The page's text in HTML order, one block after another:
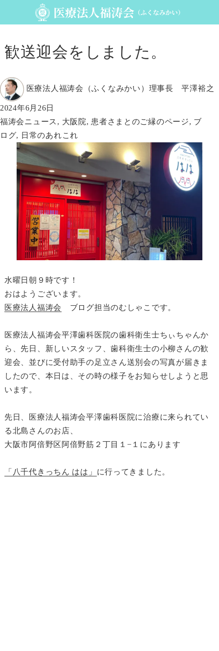
歓送迎会をしました。
投
者
医療法人福涛会（ふくなみかい）理事長 平澤裕之
投
稿
日:
2024年6月26日
カ
テ
福涛会ニュース , 大阪院, 患者さまとのご縁のページ, ブ
ログ, 日常のあれこれ
水曜日朝９時です！
おはようございます。
医療法人福涛会
ブログ担当のむしゃこです。
医療法人福涛会平澤歯科医院の歯科衛生士ちぃちゃんか
ら、先日、新しいスタッフ、歯科衛生士の小柳さんの歓
迎会、並びに受付助手の足立さん送別会の写真が届きま
したので、本日は、その時の様子をお知らせしようと思
います。
先日、医療法人福涛会平澤歯科医院に治療に来られてい
る北島さんのお店、
大阪市阿倍野区阿倍野筋２丁目１−１にあります
「八千代きっちん はは」 に行ってきました。